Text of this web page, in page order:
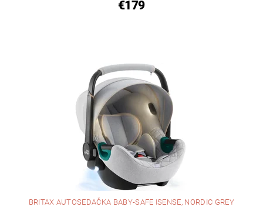
€179
BRITAX AUTOSEDAČKA BABY-SAFE ISENSE, NORDIC GREY